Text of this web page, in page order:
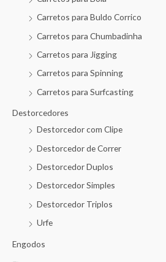
Carretos para Buldo Corrico
Carretos para Chumbadinha
Carretos para Jigging
Carretos para Spinning
Carretos para Surfcasting
Destorcedores
Destorcedor com Clipe
Destorcedor de Correr
Destorcedor Duplos
Destorcedor Simples
Destorcedor Triplos
Urfe
Engodos